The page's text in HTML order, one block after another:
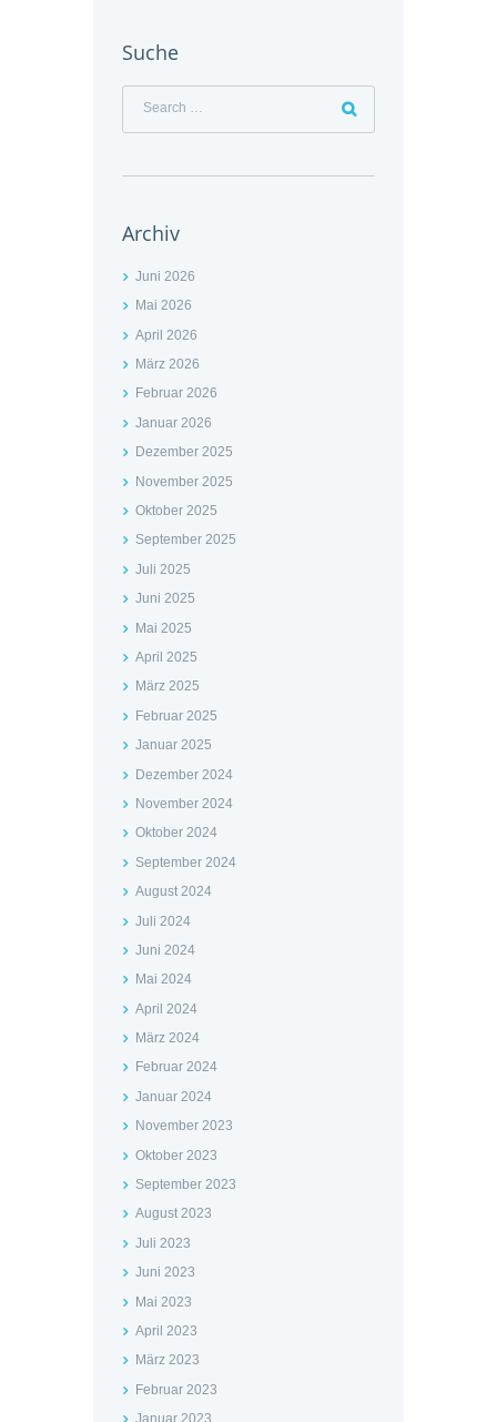
Suche
Archiv
Juni 2026
Mai 2026
April 2026
März 2026
Februar 2026
Januar 2026
Dezember 2025
November 2025
Oktober 2025
September 2025
Juli 2025
Juni 2025
Mai 2025
April 2025
März 2025
Februar 2025
Januar 2025
Dezember 2024
November 2024
Oktober 2024
September 2024
August 2024
Juli 2024
Juni 2024
Mai 2024
April 2024
März 2024
Februar 2024
Januar 2024
November 2023
Oktober 2023
September 2023
August 2023
Juli 2023
Juni 2023
Mai 2023
April 2023
März 2023
Februar 2023
Januar 2023